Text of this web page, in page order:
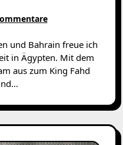
in Ägypten. Mit dem
aus zum King Fahd